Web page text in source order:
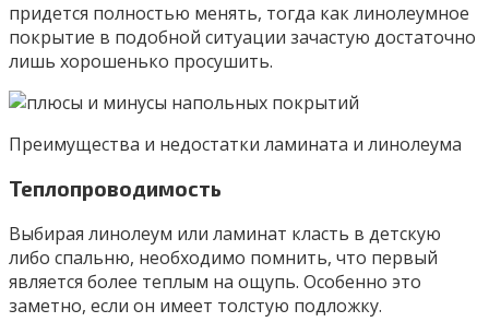
придется полностью менять, тогда как линолеумное
покрытие в подобной ситуации зачастую достаточно
лишь хорошенько просушить.
Преимущества и недостатки ламината и линолеума
Теплопроводимость
Выбирая линолеум или ламинат класть в детскую
либо спальню, необходимо помнить, что первый
является более теплым на ощупь. Особенно это
заметно, если он имеет толстую подложку.